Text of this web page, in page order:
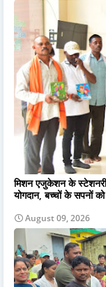
मिशन एजुकेशन के स्टेशनरी
योगदान, बच्चों के सपनों
August 09, 2026